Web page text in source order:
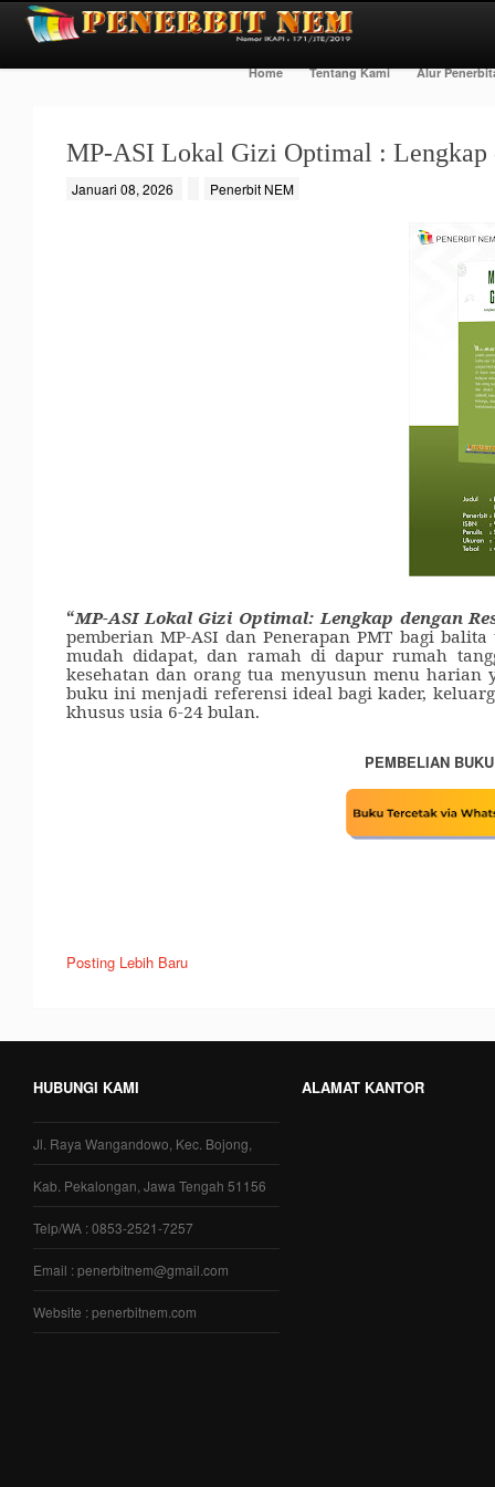
Home Tentang Kami Alur
MP-ASI Lokal Gizi Optimal : Lengkap
Januari 08, 2026 Penerbit NEM
“MP-ASI Lokal Gizi Optimal: Lengkap dengan
pemberian MP-ASI dan Penerapan PMT bagi
mudah didapat, dan ramah di dapur rumah
kesehatan dan orang tua menyusun menu harian
buku ini menjadi referensi ideal bagi kader,
khusus usia 6-24 bulan.
PEMBELIAN
Posting Lebih Baru
HUBUNGI KAMI
Jl. Raya Wangandowo, Kec. Bojong,
Kab. Pekalongan, Jawa Tengah 51156
Telp/WA : 0853-2521-7257
Email : penerbitnem@gmail.com
Website : penerbitnem.com
ALAMAT KANTOR